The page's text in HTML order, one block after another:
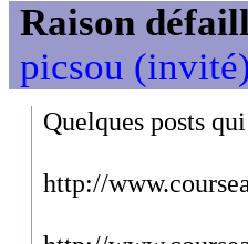
Raison
picsou (invité)
Quelques posts
http://